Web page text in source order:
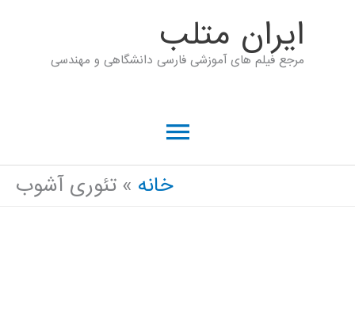
ايران متلب
مرجع فیلم های آموزشی فارسی دانشگاهی و مهندسی
فهرست
اصلی
خانه تئوری آشوب